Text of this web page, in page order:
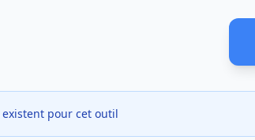
existent pour cet outil